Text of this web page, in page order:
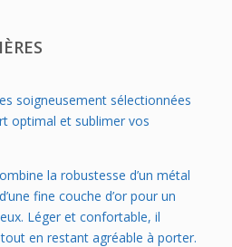
soigneusement sélectionnées
optimal et sublimer vos
la robustesse d’un métal
fine couche d’or pour un
Léger et confortable, il
en restant agréable à porter.